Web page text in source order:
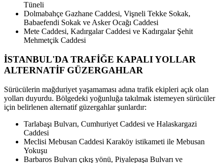
Tüneli
Dolmabahçe Gazhane Caddesi, Vişneli Tekke Sokak,
Babaefendi Sokak ve Asker Ocağı Caddesi
Mete Caddesi, Kadırgalar Caddesi ve Kadırgalar Şehit
Mehmetçik Caddesi
İSTANBUL'DA TRAFİĞE KAPALI YOLLAR
ALTERNATİF GÜZERGAHLAR
Sürücülerin mağduriyet yaşamaması adına trafik ekipleri açık olan
yolları duyurdu. Bölgedeki yoğunluğa takılmak istemeyen sürücüler
için belirlenen alternatif güzergahlar şunlardır:
Tarlabaşı Bulvarı, Cumhuriyet Caddesi ve Halaskargazi
Caddesi
Meclisi Mebusan Caddesi Karaköy istikameti ile Mebusan
Yokuşu
Barbaros Bulvarı çıkış yönü, Piyalepaşa Bulvarı ve